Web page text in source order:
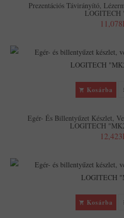
Prezentációs Távirányító,
LOGITECH
Kosárba
Egér- És Billentyűzet Készlet,
LOGITECH
Kosárba